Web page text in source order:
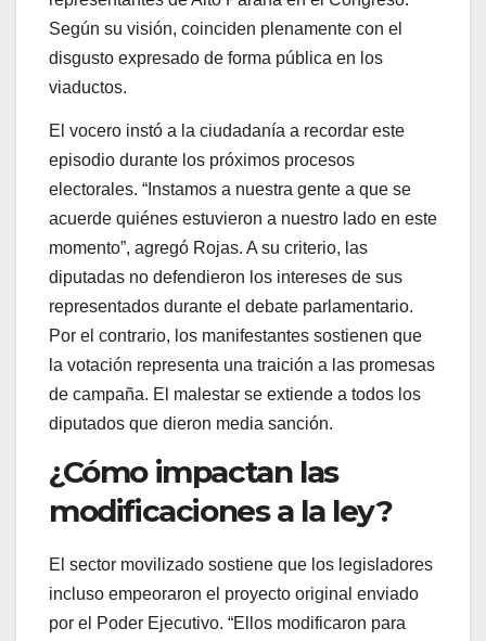
Según su visión, coinciden plenamente con el
disgusto expresado de forma pública en los
viaductos.
El vocero instó a la ciudadanía a recordar este
episodio durante los próximos procesos
electorales. “ Instamos a nuestra gente a que se
acuerde quiénes estuvieron a nuestro lado en este
momento”, agregó Rojas. A su criterio, las
diputadas no defendieron los intereses de sus
representados durante el debate parlamentario.
Por el contrario, los manifestantes sostienen que
la votación representa una traición a las promesas
de campaña. El malestar se extiende a todos los
diputados que dieron media sanción.
¿Cómo impactan las
modificaciones a la ley?
El sector movilizado sostiene que los legisladores
incluso empeoraron el proyecto original enviado
por el Poder Ejecutivo. “Ellos modificaron para